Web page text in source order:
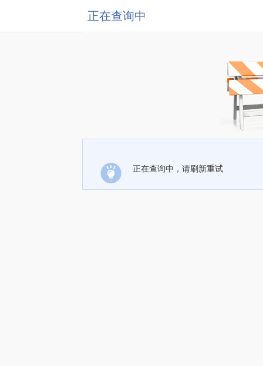
正在查询中
正在查询中，请刷新重试